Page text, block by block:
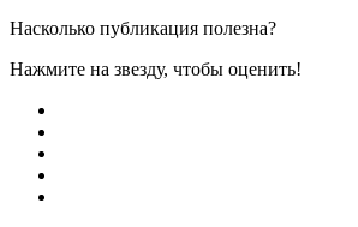
Насколько публикация полезна?
Нажмите на звезду, чтобы оценить!